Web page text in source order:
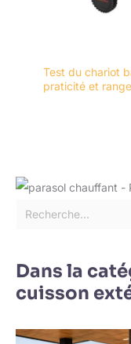
Test du chariot
praticité et
Dans la
cuisson